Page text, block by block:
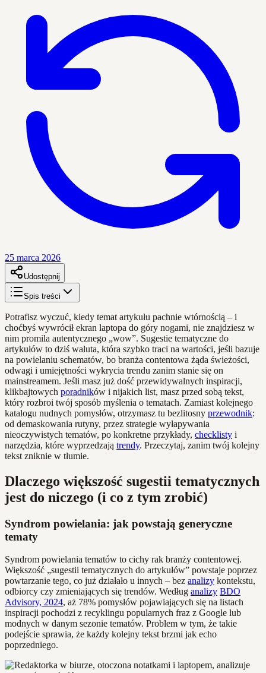
25 marca 2026
Udostępnij
Spis treści
Potrafisz wyczuć, kiedy temat artykułu pachnie wtórnością – i
choćbyś wywrócił ekran laptopa do góry nogami, nie znajdziesz w
nim promila autentycznego „wow”. Sugestie tematyczne do
artykułów to dziś waluta, która szybko traci na wartości, jeśli bazuje
na powielaniu schematów, bo branża contentowa żąda świeżości,
odwagi i umiejętności wykrycia trendu zanim stanie się on
mainstreamem. Jeśli masz już dość przewidywalnych inspiracji,
klikbajtowych poradników i nijakich list, masz przed sobą tekst,
który rozbroi twój sposób myślenia o tematach. Zamiast kolejnego
katalogu nudnych pomysłów, otrzymasz tu bezlitosny przewodnik:
od demaskowania rutyny, przez strategie wyłapywania
nieoczywistych tematów, po konkretne przykłady, checklisty i
narzędzia, które wyprzedzają trendy. Przeczytaj, zanim twój kolejny
tekst zniknie w tłumie.
Dlaczego większość sugestii tematycznych
jest do niczego (i co z tym zrobić)
Syndrom powielania: jak powstają generyczne
tematy
Syndrom powielania tematów to cichy rak branży contentowej.
Większość „sugestii tematycznych do artykułów” powstaje poprzez
powtarzanie tego, co już działało u innych – bez analizy kontekstu,
odbiorcy czy zmieniających się trendów. Według analizy BDO
Advisory, 2024, aż 78% pomysłów pojawiających się na listach
inspiracji pochodzi z recyklingu popularnych fraz z Google lub
modnych w danym sezonie tematów. Problem w tym, że takie
podejście sprawia, że każdy kolejny tekst brzmi jak echo
poprzedniego.